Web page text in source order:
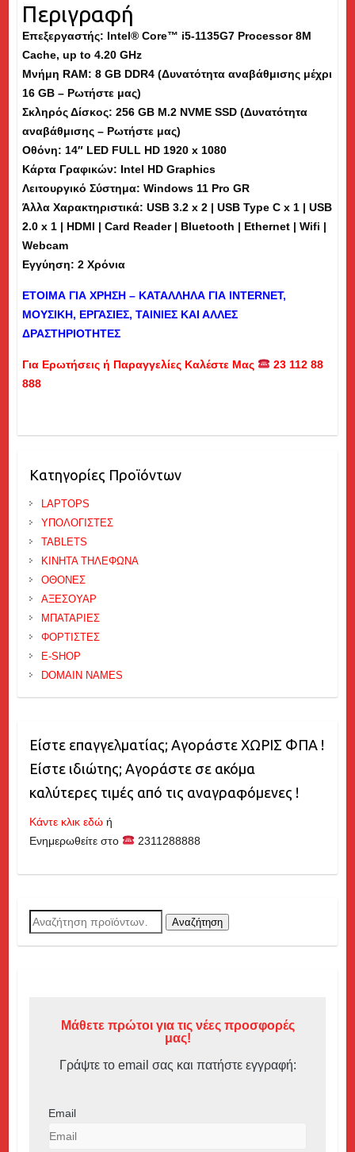
SSD,
14"
-
Εκθεσιακό
(dm)
ποσότητα
Περιγραφή
Επεξεργαστής: Intel® Core™ i5-1135G7 Processor 8M
Cache, up to 4.20 GHz
Μνήμη RAM: 8 GB DDR4 (Δυνατότητα αναβάθμισης μέχρι
16 GB – Ρωτήστε μας)
Σκληρός Δίσκος: 256 GB M.2 NVME SSD (Δυνατότητα
αναβάθμισης – Ρωτήστε μας)
Οθόνη: 14″ LED FULL HD 1920 x 1080
Κάρτα Γραφικών: Intel HD Graphics
Λειτουργικό Σύστημα: Windows 11 Pro GR
Άλλα Χαρακτηριστικά: USB 3.2 x 2 | USB Type C x 1 | USB
2.0 x 1 | HDMI | Card Reader | Bluetooth | Ethernet | Wifi |
Webcam
Εγγύηση: 2 Χρόνια
ΕΤΟΙΜΑ ΓΙΑ ΧΡΗΣΗ – ΚΑΤΑΛΛΗΛΑ ΓΙΑ INTERNET,
ΜΟΥΣΙΚΗ, ΕΡΓΑΣΙΕΣ, ΤΑΙΝΙΕΣ ΚΑΙ ΑΛΛΕΣ
ΔΡΑΣΤΗΡΙΟΤΗΤΕΣ
Για Ερωτήσεις ή Παραγγελίες Καλέστε Μας
23 112 88
888
Κατηγορίες Προϊόντων
LAPTOPS
ΥΠΟΛΟΓΙΣΤΕΣ
TABLETS
ΚΙΝΗΤΑ ΤΗΛΕΦΩΝΑ
ΟΘΟΝΕΣ
ΑΞΕΣΟΥΑΡ
ΜΠΑΤΑΡΙΕΣ
ΦΟΡΤΙΣΤΕΣ
E-SHOP
DOMAIN NAMES
Είστε επαγγελματίας; Αγοράστε ΧΩΡΙΣ ΦΠΑ !
Είστε ιδιώτης; Αγοράστε σε ακόμα
καλύτερες τιμές από τις αναγραφόμενες !
Κάντε κλικ εδώή
Ενημερωθείτε στο
2311288888
Αναζήτηση
για:
Αναζήτηση
Μάθετε πρώτοι για τις νέες προσφορές
μας!
Γράψτε το email σας και πατήστε εγγραφή:
Email